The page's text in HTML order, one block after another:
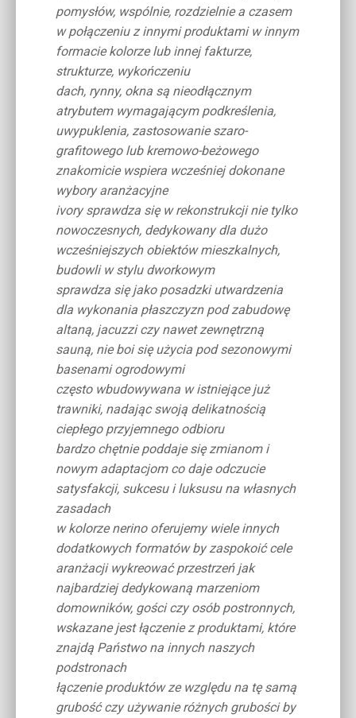
pomysłów, wspólnie, rozdzielnie a czasem
w połączeniu z innymi produktami w innym
formacie kolorze lub innej fakturze,
strukturze, wykończeniu
dach, rynny, okna są nieodłącznym
atrybutem wymagającym podkreślenia,
uwypuklenia, zastosowanie szaro-
grafitowego lub kremowo-beżowego
znakomicie wspiera wcześniej dokonane
wybory aranżacyjne
ivory sprawdza się w rekonstrukcji nie tylko
nowoczesnych, dedykowany dla dużo
wcześniejszych obiektów mieszkalnych,
budowli w stylu dworkowym
sprawdza się jako posadzki utwardzenia
dla wykonania płaszczyzn pod zabudowę
altaną, jacuzzi czy nawet zewnętrzną
sauną, nie boi się użycia pod sezonowymi
basenami ogrodowymi
często wbudowywana w istniejące już
trawniki, nadając swoją delikatnością
ciepłego przyjemnego odbioru
bardzo chętnie poddaje się zmianom i
nowym adaptacjom co daje odczucie
satysfakcji, sukcesu i luksusu na własnych
zasadach
w kolorze nerino oferujemy wiele innych
dodatkowych formatów by zaspokoić cele
aranżacji wykreować przestrzeń jak
najbardziej dedykowaną marzeniom
domowników, gości czy osób postronnych,
wskazane jest łączenie z produktami, które
znajdą Państwo na innych naszych
podstronach
łączenie produktów ze względu na tę samą
grubość czy używanie różnych grubości by